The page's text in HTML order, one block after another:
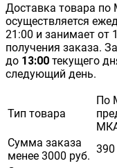
Доставка товара по
осуществляется
21:00 и занимает от
получения заказа.
до 13:00 текущего
следующий день.
Тип товара
По
Сумма заказа
менее 3000 руб.
390